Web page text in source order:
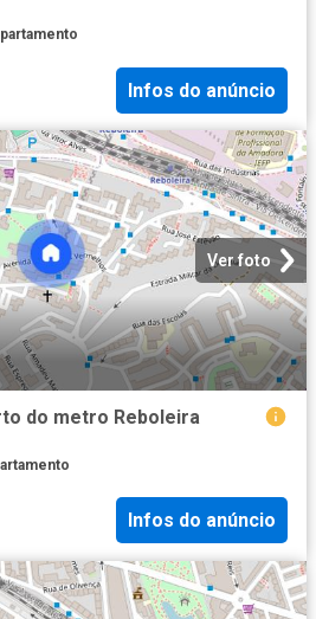
Infos do anúncio
Ver foto
do metro Reboleira
Infos do anúncio